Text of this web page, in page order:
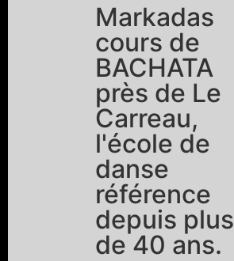
Markadas
cours de
BACHATA
près de Le
Carreau,
l'école de
danse
référence
depuis plus
de 40 ans.